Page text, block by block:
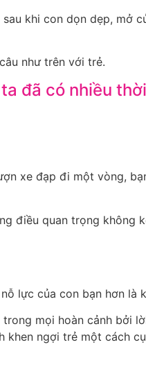
khi con dọn dẹp, mở
như trên với trẻ.
đã có nhiều
xe đạp đi một vòng,
điều quan trọng không
lực của con bạn hơn là
mọi hoàn cảnh bởi
ngợi trẻ một cách